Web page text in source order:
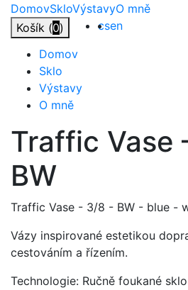
Přejít
obsah
DomovSkloVýstavyO mně
Košík (0) csen
Domov
Sklo
Výstavy
O mně
Traffic Vase
BW
Traffic Vase - 3/8 - BW - blue -
Vázy inspirované estetikou
cestováním a řízením.
Technologie: Ručně foukané